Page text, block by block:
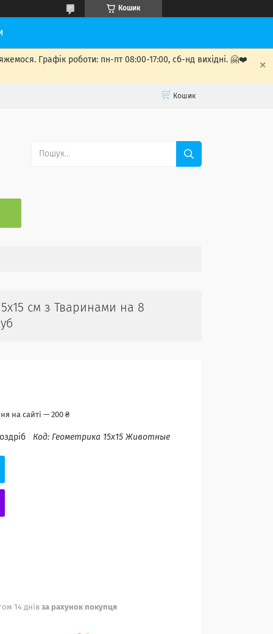
Кошик
Графік роботи: пн-пт 08:00-17:00, сб-нд вихідні. 🤗❤️
Кошик
см з Тваринами на 8
на сайті — 200 ₴
Код: Геометрика 15х15 Животные
14 днів за рахунок покупця